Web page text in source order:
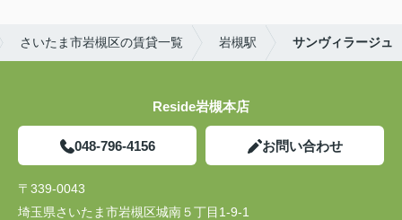
さいたま市岩槻区の賃貸一覧 岩槻駅 サンヴィラージュ
Reside岩槻本店
048-796-4156 お問い合わせ
〒339-0043
埼玉県さいたま市岩槻区城南５丁目1-9-1